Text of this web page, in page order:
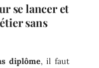
se lancer et
sans
diplôme, il faut